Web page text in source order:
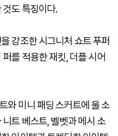
도 특징이다.
강조한 시그니처 쇼트 푸퍼
를 적용한 재킷, 더플 시어
와 미니 패딩 스커트에 울 소
트 베스트, 벨벳과 메시 소